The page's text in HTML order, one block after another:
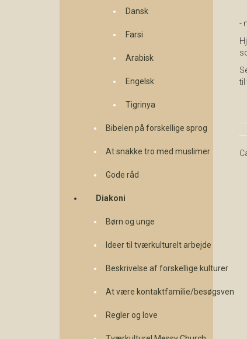
Dansk
Farsi
Arabisk
Engelsk
Tigrinya
Bibelen på forskellige sprog
At snakke tro med muslimer
Gode råd
Diakoni
Børn og unge
Ideer til tværkulturelt arbejde
Beskrivelse af forskellige kulturer
At være kontaktfamilie/besøgsven
Regler og love
-
til